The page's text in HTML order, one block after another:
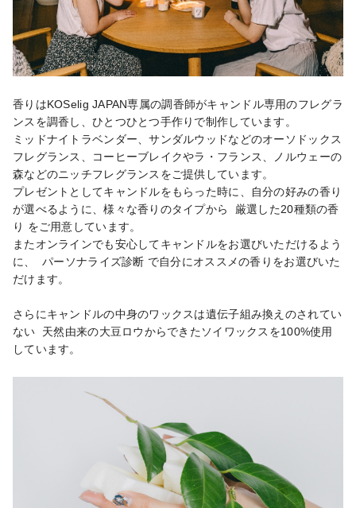
香りはKOSelig JAPAN専属の調香師がキャンドル専用のフレグラ
ンスを調香し、ひとつひとつ手作りで制作しています。
ミッドナイトラベンダー、サンダルウッドなどのオーソドックス
フレグランス、コーヒーブレイクやラ・フランス、ノルウェーの
森などのニッチフレグランスをご提供しています。
プレゼントとしてキャンドルをもらった時に、自分の好みの香り
が選べるように、様々な香りのタイプから  厳選した20種類の香
り をご用意しています。
またオンラインでも安心してキャンドルをお選びいただけるよう
に、  パーソナライズ診断 で自分にオススメの香りをお選びいた
だけます。
さらにキャンドルの中身のワックスは遺伝子組み換えのされてい
ない  天然由来の大豆ロウからできたソイワックスを100%使用
しています。